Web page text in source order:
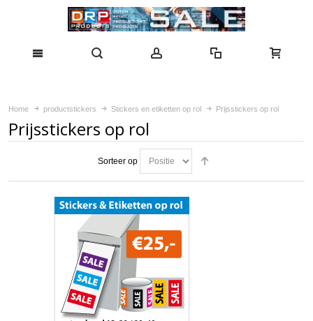
Home productstickers Stickers en etiketten op rol Prijsstickers op rol
Prijsstickers op rol
Sorteer op